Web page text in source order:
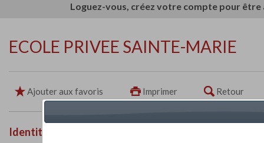
Loguez-vous, créez votre compte pour
ECOLE PRIVEE SAINTE-MARIE
Ajouter aux favoris Imprimer Retour
Identité de l'établissement